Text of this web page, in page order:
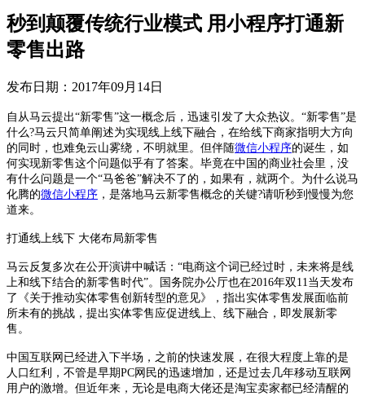
秒到颠覆传统行业模式 用小程序打通新
零售出路
发布日期： 2017年09月14日
自从马云提出“新零售”这一概念后，迅速引发了大众热议。“新零售”是
什么?马云只简单阐述为实现线上线下融合，在给线下商家指明大方向
的同时，也难免云山雾绕，不明就里。但伴随微信小程序的诞生，如
何实现新零售这个问题似乎有了答案。毕竟在中国的商业社会里，没
有什么问题是一个“马爸爸”解决不了的，如果有，就两个。为什么说马
化腾的微信小程序 ，是落地马云新零售概念的关键?请听秒到慢慢为您
道来。
打通线上线下 大佬布局新零售
马云反复多次在公开演讲中喊话：“电商这个词已经过时，未来将是线
上和线下结合的新零售时代”。国务院办公厅也在2016年双11当天发布
了《关于推动实体零售创新转型的意见》，指出实体零售发展面临前
所未有的挑战，提出实体零售应促进线上、线下融合，即发展新零
售。
中国互联网已经进入下半场，之前的快速发展，在很大程度上靠的是
人口红利，不管是早期PC网民的迅速增加，还是过去几年移动互联网
用户的激增。但近年来，无论是电商大佬还是淘宝卖家都已经清醒的